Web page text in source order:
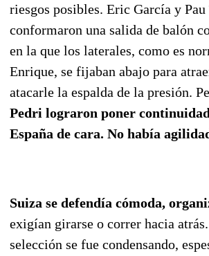
riesgos posibles. Eric García y Pau
conformaron una salida de balón
en la que los laterales, como es
Enrique, se fijaban abajo para
atacarle la espalda de la presión.
Pedri lograron poner
España de cara. No había
Suiza se defendía cómoda,
exigían girarse o correr hacia
selección se fue condensando,